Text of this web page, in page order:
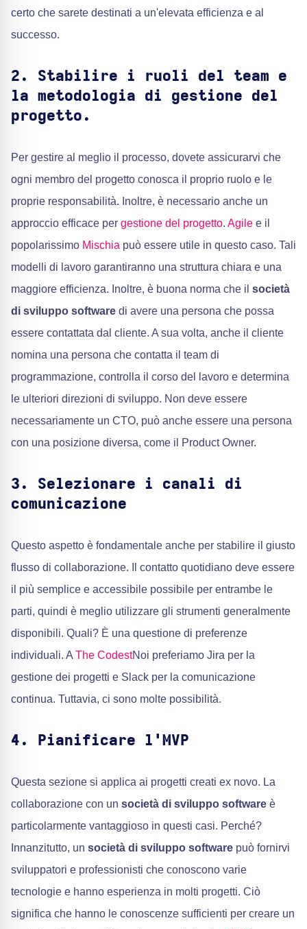
certo che sarete destinati a un'elevata efficienza e al
successo.
2. Stabilire i ruoli del team e
la metodologia di gestione del
progetto.
Per gestire al meglio il processo, dovete assicurarvi che
ogni membro del progetto conosca il proprio ruolo e le
proprie responsabilità. Inoltre, è necessario anche un
approccio efficace per gestione del progetto. Agile e il
popolarissimo Mischia può essere utile in questo caso. Tali
modelli di lavoro garantiranno una struttura chiara e una
maggiore efficienza. Inoltre, è buona norma che il società
di sviluppo software di avere una persona che possa
essere contattata dal cliente. A sua volta, anche il cliente
nomina una persona che contatta il team di
programmazione, controlla il corso del lavoro e determina
le ulteriori direzioni di sviluppo. Non deve essere
necessariamente un CTO, può anche essere una persona
con una posizione diversa, come il Product Owner.
3. Selezionare i canali di
comunicazione
Questo aspetto è fondamentale anche per stabilire il giusto
flusso di collaborazione. Il contatto quotidiano deve essere
il più semplice e accessibile possibile per entrambe le
parti, quindi è meglio utilizzare gli strumenti generalmente
disponibili. Quali? È una questione di preferenze
individuali. A The CodestNoi preferiamo Jira per la
gestione dei progetti e Slack per la comunicazione
continua. Tuttavia, ci sono molte possibilità.
4. Pianificare l'MVP
Questa sezione si applica ai progetti creati ex novo. La
collaborazione con un società di sviluppo software è
particolarmente vantaggioso in questi casi. Perché?
Innanzitutto, un società di sviluppo software può fornirvi
sviluppatori e professionisti che conoscono varie
tecnologie e hanno esperienza in molti progetti. Ciò
significa che hanno le conoscenze sufficienti per creare un